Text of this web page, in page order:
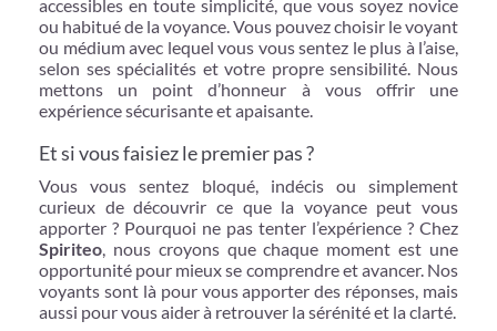
accessibles en toute simplicité, que vous soyez novice
ou habitué de la voyance. Vous pouvez choisir le voyant
ou médium avec lequel vous vous sentez le plus à l’aise,
selon ses spécialités et votre propre sensibilité. Nous
mettons un point d’honneur à vous offrir une
expérience sécurisante et apaisante.
Et si vous faisiez le premier pas ?
Vous vous sentez bloqué, indécis ou simplement
curieux de découvrir ce que la voyance peut vous
apporter ? Pourquoi ne pas tenter l’expérience ? Chez
Spiriteo, nous croyons que chaque moment est une
opportunité pour mieux se comprendre et avancer. Nos
voyants sont là pour vous apporter des réponses, mais
aussi pour vous aider à retrouver la sérénité et la clarté.